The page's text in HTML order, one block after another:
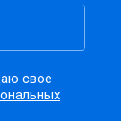
свое